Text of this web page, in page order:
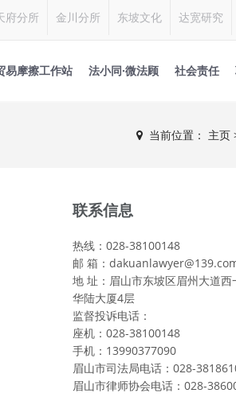
府分所 金川分所 东坡文化 达宽研究
易摩擦工作站 法小同·微法顾 社会责任
当前位置： 主页
联系信息
热线：028-38100148
邮 箱：
地 址：眉山市东坡区眉州大道西
华陆大厦4层
监督投诉电话：
座机：028-38100148
手机：13990377090
眉山市司法局电话：028-
眉山市律师协会电话：028-